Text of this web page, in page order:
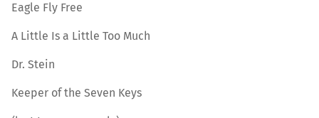
Eagle Fly Free
A Little Is a Little Too Much
Dr. Stein
Keeper of the Seven Keys